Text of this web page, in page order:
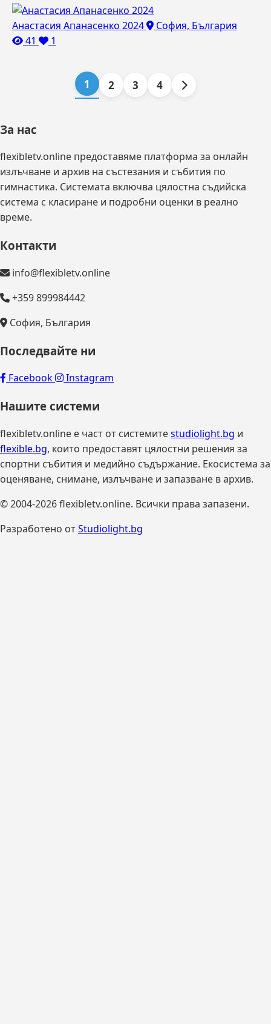
Анастасия Апанасенко 2024
София, България
41
1
1 2 3 4
За нас
flexibletv.online предоставяме платформа за онлайн
излъчване и архив на състезания и събития по
гимнастика. Системата включва цялостна съдийска
система с класиране и подробни оценки в реално
време.
Контакти
info@flexibletv.online
+359 899984442
София, България
Последвайте ни
Facebook Instagram
Нашите системи
flexibletv.online е част от системитеstudiolight.bg и
flexible.bg, които предоставят цялостни решения за
спортни събития и медийно съдържание. Екосистема за
оценяване, снимане, излъчване и запазване в архив.
© 2004-2026 flexibletv.online. Всички права запазени.
Разработено отStudiolight.bg